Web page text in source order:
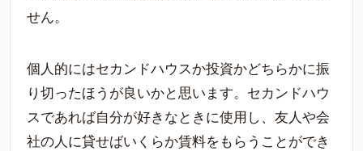
せん。
個人的にはセカンドハウスか投資かどちらかに振
り切ったほうが良いかと思います。セカンドハウ
スであれば自分が好きなときに使用し、友人や会
社の人に貸せばいくらか賃料をもらうことができ